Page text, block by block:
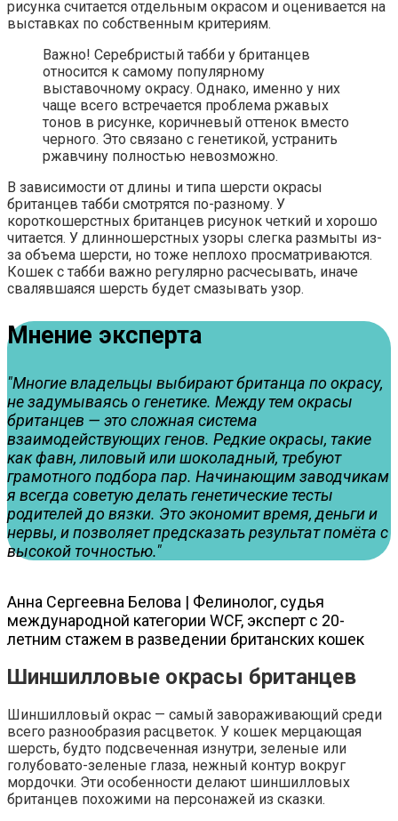
рисунка считается отдельным окрасом и оценивается на
выставках по собственным критериям.
Важно! Серебристый табби у британцев
относится к самому популярному
выставочному окрасу. Однако, именно у них
чаще всего встречается проблема ржавых
тонов в рисунке, коричневый оттенок вместо
черного. Это связано с генетикой, устранить
ржавчину полностью невозможно.
В зависимости от длины и типа шерсти окрасы
британцев табби смотрятся по-разному. У
короткошерстных британцев рисунок четкий и хорошо
читается. У длинношерстных узоры слегка размыты из-
за объема шерсти, но тоже неплохо просматриваются.
Кошек с табби важно регулярно расчесывать, иначе
свалявшаяся шерсть будет смазывать узор.
Мнение эксперта
"Многие владельцы выбирают британца по окрасу,
не задумываясь о генетике. Между тем окрасы
британцев — это сложная система
взаимодействующих генов. Редкие окрасы, такие
как фавн, лиловый или шоколадный, требуют
грамотного подбора пар. Начинающим заводчикам
я всегда советую делать генетические тесты
родителей до вязки. Это экономит время, деньги и
нервы, и позволяет предсказать результат помёта с
высокой точностью."
Анна Сергеевна Белова | Фелинолог, судья
международной категории WCF, эксперт с 20-
летним стажем в разведении британских кошек
Шиншилловые окрасы британцев
Шиншилловый окрас — самый завораживающий среди
всего разнообразия расцветок. У кошек мерцающая
шерсть, будто подсвеченная изнутри, зеленые или
голубовато-зеленые глаза, нежный контур вокруг
мордочки. Эти особенности делают шиншилловых
британцев похожими на персонажей из сказки.